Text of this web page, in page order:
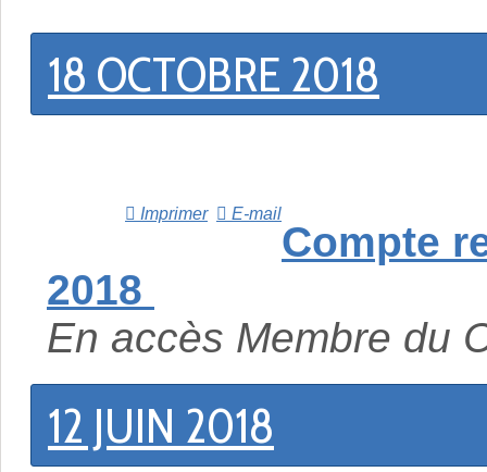
18 OCTOBRE 2018
Imprimer E-mail
Compte
2018
En accès Membre du
12 JUIN 2018